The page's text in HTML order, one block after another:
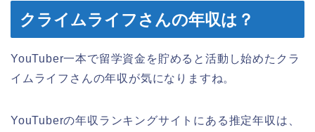
クライムライフさんの年収は？
YouTuber一本で留学資金を貯めると活動し始めたクラ
イムライフさんの年収が気になりますね。
YouTuberの年収ランキングサイトにある推定年収は、